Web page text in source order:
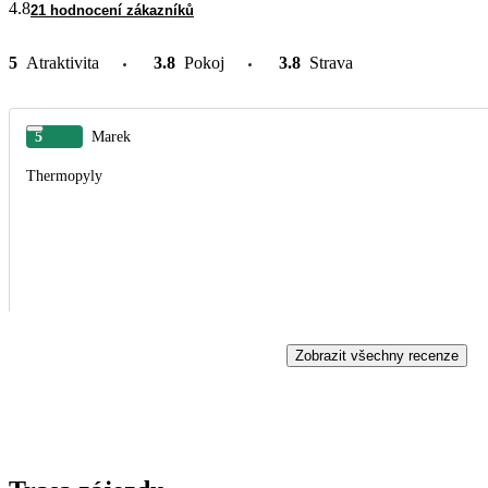
4.821 hodnocení zákazníků
5 Atraktivita 3.8 Pokoj 3.8 Strava
5 Marek
Thermopyly
Zobrazit všechny recenze